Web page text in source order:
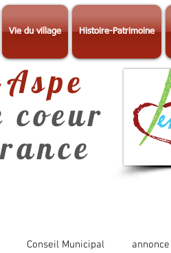
Vie du village Histoire-Patrimoine
Conseil Municipal annonce